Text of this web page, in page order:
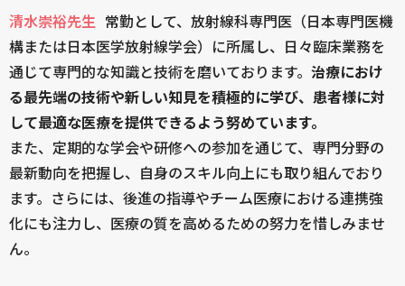
清水崇裕先生
常勤として、放射線科専門医（日本専門医機
構または日本医学放射線学会）に所属し、日々臨床業務を
通じて専門的な知識と技術を磨いております。 治療におけ
る最先端の技術や新しい知見を積極的に学び、患者様に対
して最適な医療を提供できるよう努めています。
また、定期的な学会や研修への参加を通じて、専門分野の
最新動向を把握し、自身のスキル向上にも取り組んでおり
ます。さらには、後進の指導やチーム医療における連携強
化にも注力し、医療の質を高めるための努力を惜しみませ
ん。